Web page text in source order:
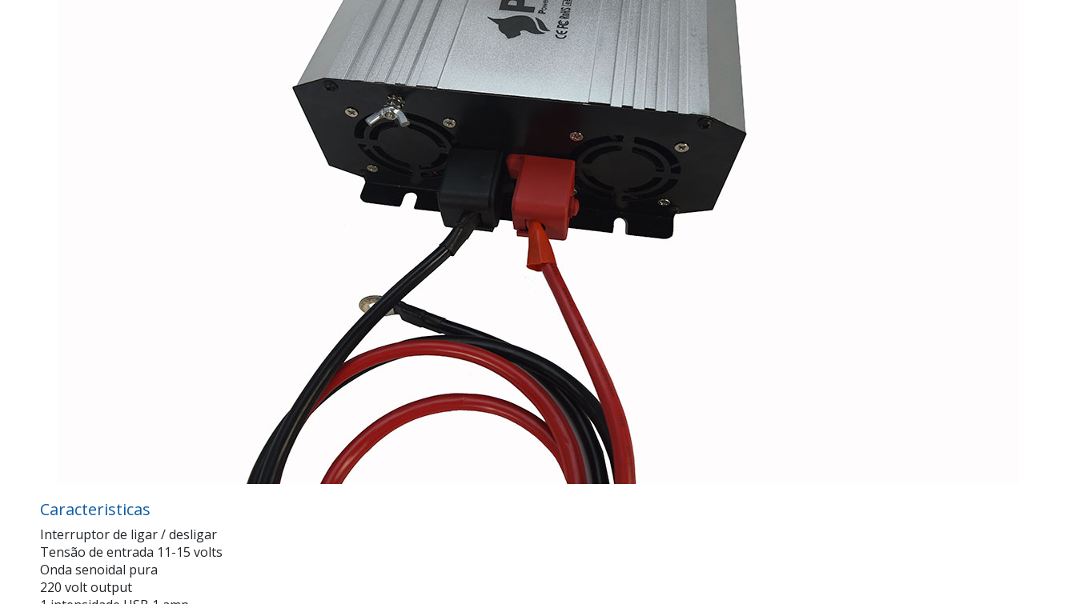
Caracteristicas
Interruptor de ligar / desligar
Tensão de entrada 11-15 volts
Onda senoidal pura
220 volt output